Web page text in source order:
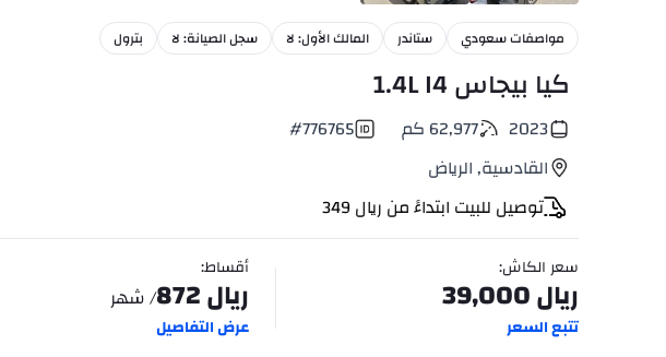
+
9
مواصفات سعودي ستاندر المالك الأول: لا سجل الصيانة: لا بترول
كيا بيجاس 1.4L I4
2023
62,977 كم #776765
القادسية,الرياض
توصيل للبيت ابتداءً من ريال349
سعر الكاش:
ريال39,000
تتبع السعر
أقساط:
ريال872/ شهر
عرض التفاصيل